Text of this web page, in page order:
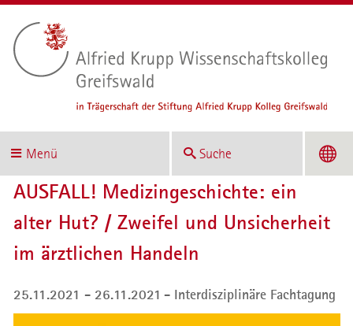
Menü Suche
AUSFALL! Medizingeschichte: ein
alter Hut? / Zweifel und Unsicherheit
im ärztlichen Handeln
25.11.2021 - 26.11.2021 Interdisziplinäre Fachtagung